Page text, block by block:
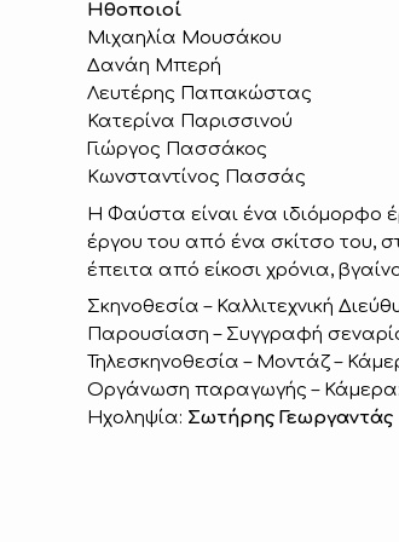
Ηθοποιοί
Μιχαηλία Μουσάκου
Δανάη Μπερή
Λευτέρης Παπακώστας
Κατερίνα Παρισσινού
Γιώργος Πασσάκος
Κωνσταντίνος Πασσάς
Η Φαύστα είναι ένα ιδιόμορφο
έργου του από ένα σκίτσο του,
έπειτα από είκοσι χρόνια,
Σκηνοθεσία – Καλλιτεχνική
Παρουσίαση – Συγγραφή
Τηλεσκηνοθεσία – Μοντάζ –
Οργάνωση παραγωγής – Κάμερα:
Ηχοληψία: Σωτήρης Γεωργαντάς